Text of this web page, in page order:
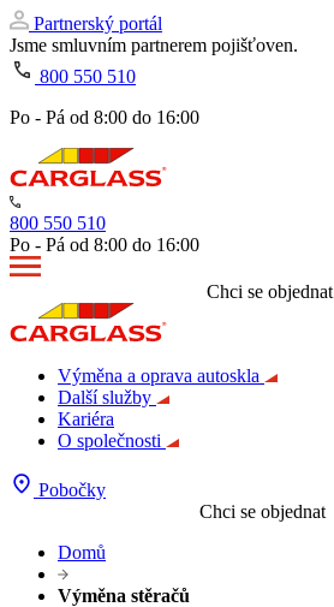
Partnerský portál
Jsme smluvním partnerem pojišťoven.
800 550 510
Po - Pá od 8:00 do 16:00
800 550 510
Po - Pá od 8:00 do 16:00
Chci se objednat
Výměna a oprava autoskla
Další služby
Kariéra
O společnosti
Pobočky
Chci se objednat
Domů
Výměna stěračů